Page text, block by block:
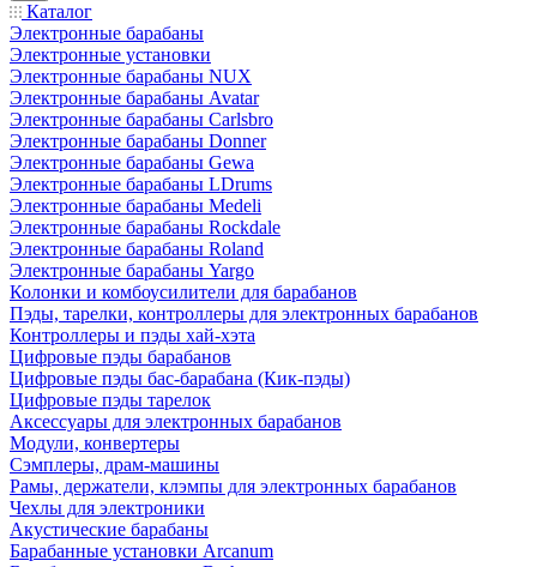
Каталог
Электронные барабаны
Электронные установки
Электронные барабаны NUX
Электронные барабаны Avatar
Электронные барабаны Carlsbro
Электронные барабаны Donner
Электронные барабаны Gewa
Электронные барабаны LDrums
Электронные барабаны Medeli
Электронные барабаны Rockdale
Электронные барабаны Roland
Электронные барабаны Yargo
Колонки и комбоусилители для барабанов
Пэды, тарелки, контроллеры для электронных барабанов
Контроллеры и пэды хай-хэта
Цифровые пэды барабанов
Цифровые пэды бас-барабана (Кик-пэды)
Цифровые пэды тарелок
Аксессуары для электронных барабанов
Модули, конвертеры
Сэмплеры, драм-машины
Рамы, держатели, клэмпы для электронных барабанов
Чехлы для электроники
Акустические барабаны
Барабанные установки Arcanum